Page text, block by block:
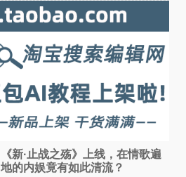
《新·止战之殇》上线，在情歌遍
地的内娱竟有如此清流？